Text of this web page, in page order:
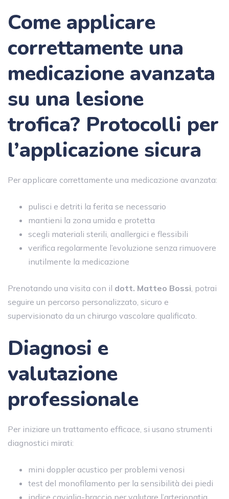
Come applicare
correttamente una
medicazione avanzata
su una lesione
trofica? Protocolli per
l’applicazione sicura
Per applicare correttamente una medicazione avanzata:
pulisci e detriti la ferita se necessario
mantieni la zona umida e protetta
scegli materiali sterili, anallergici e flessibili
verifica regolarmente l’evoluzione senza rimuovere
inutilmente la medicazione
Prenotando una visita con il dott. Matteo Bossi, potrai
seguire un percorso personalizzato, sicuro e
supervisionato da un chirurgo vascolare qualificato.
Diagnosi e
valutazione
professionale
Per iniziare un trattamento efficace, si usano strumenti
diagnostici mirati:
mini doppler acustico per problemi venosi
test del monofilamento per la sensibilità dei piedi